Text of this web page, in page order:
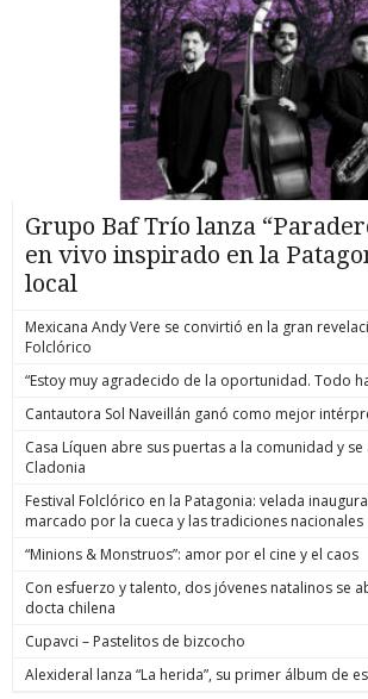
Grupo Baf Trío lanza
en vivo inspirado en la
local
Mexicana Andy Vere se convirtió en la gran
Folclórico
“Estoy muy agradecido de la oportunidad. Todo
Cantautora Sol Naveillán ganó como mejor
Casa Líquen abre sus puertas a la comunidad y
Cladonia
Festival Folclórico en la Patagonia: velada
marcado por la cueca y las tradiciones nacionales
“Minions & Monstruos”: amor por el cine y el caos
Con esfuerzo y talento, dos jóvenes natalinos se
docta chilena
Cupavci – Pastelitos de bizcocho
Alexideral lanza “La herida”, su primer álbum de